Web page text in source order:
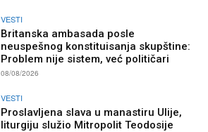
VESTI
Britanska ambasada posle
neuspešnog konstituisanja skupštine:
Problem nije sistem, već političari
08/08/2026
VESTI
Proslavljena slava u manastiru Ulije,
liturgiju služio Mitropolit Teodosije